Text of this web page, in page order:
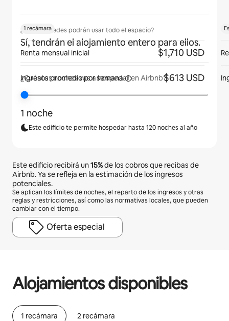
¿Los huéspedes podrán usar todo el espacio?
Sí, tendrán el alojamiento entero para ellos.
¿Cuántas noches vas a hospedar en Airbnb?
1 noche
Este edificio te permite hospedar hasta 120 noches al año
Este edificio recibirá un15%de los cobros que recibas de
Airbnb. Ya se refleja en la estimación de los ingresos
potenciales.
Se aplican los límites de noches, el reparto de los ingresos y otras
reglas y restricciones, así como las normativas locales, que pueden
cambiar con el tiempo.
Oferta especial
Alojamientos disponibles
1 recámara 2 recámara
1 recámara
Renta mensual inicial $1,710 USD
Ingresos promedio porsemana $613 USD